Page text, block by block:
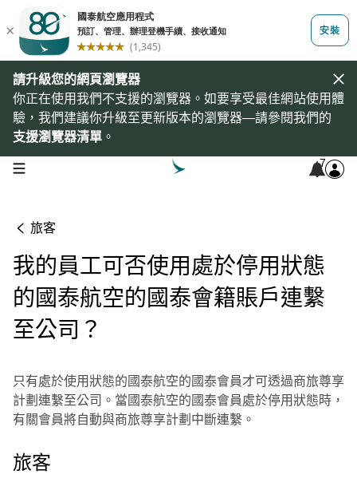
請升級您的網頁瀏覽器
你正在使用我們不支援的瀏覽器。如要享受最佳網站使用體
驗，我們建議你升級至更新版本的瀏覽器—請參閱我們的
支援瀏覽器清單 。
open navigation menu 7
旅客
我的員工可否使用處於停用狀態
的國泰航空的國泰會籍賬戶連繫
至公司？
只有處於使用狀態的國泰航空的國泰會員才可透過商旅尊享
計劃連繫至公司。當國泰航空的國泰會員處於停用狀態時，
有關會員將自動與商旅尊享計劃中斷連繫。
旅客